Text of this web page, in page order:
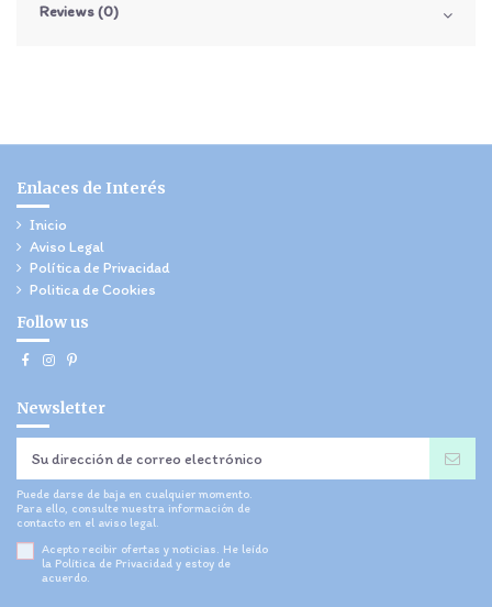
Reviews (0)
Enlaces de Interés
Inicio
Aviso Legal
Política de Privacidad
Politica de Cookies
Follow us
Newsletter
Puede darse de baja en cualquier momento.
Para ello, consulte nuestra información de
contacto en el aviso legal.
Acepto recibir ofertas y noticias. He leído
la Política de Privacidad y estoy de
acuerdo.